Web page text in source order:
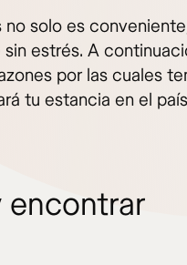
solo es
estrés. A
por las cuales
tu estancia en el
encontrar